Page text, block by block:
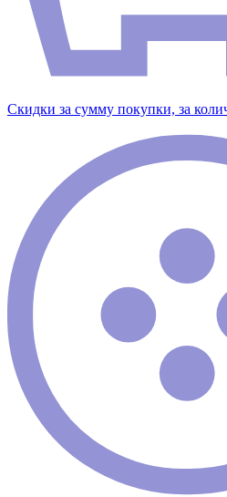
Скидки за сумму покупки, за